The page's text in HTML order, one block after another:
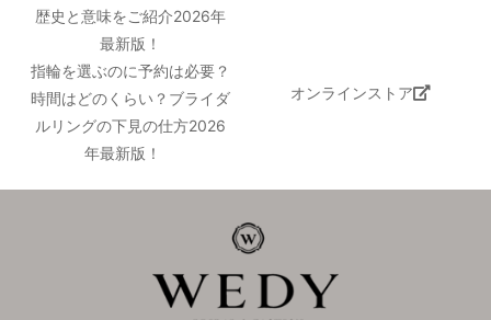
歴史と意味をご紹介2026年
最新版！
指輪を選ぶのに予約は必要？
時間はどのくらい？ブライダ
ルリングの下見の仕方2026
年最新版！
オンラインストア